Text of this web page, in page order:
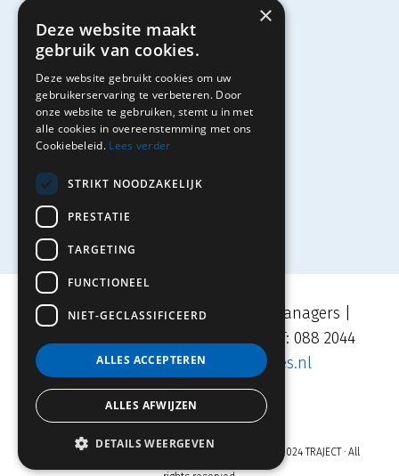
Vacatures
Studenten
Solliciteren
Movares | TRAJECT Adviseurs & Managers |
Velperplein 23, 6811 AH Arnhem | T: 088 2044
500 | E:info.traject@movares.nl
DISCLAIMER -PRIVACYVERKLARING EN COOKIES
· © 2024 TRAJECT · All
×
Deze website maakt
gebruik van cookies.
Deze website gebruikt cookies om uw
gebruikerservaring te verbeteren. Door
onze website te gebruiken, stemt u in met
alle cookies in overeenstemming met ons
Cookiebeleid. Lees verder
STRIKT NOODZAKELIJK
PRESTATIE
TARGETING
FUNCTIONEEL
NIET-GECLASSIFICEERD
ALLES ACCEPTEREN
ALLES AFWIJZEN
DETAILS WEERGEVEN